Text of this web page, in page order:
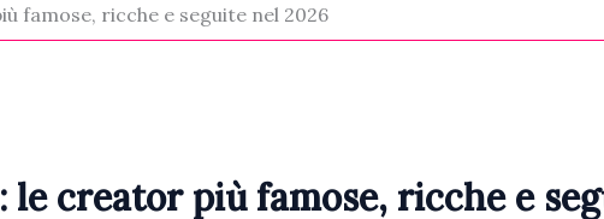
famose, ricche e seguite nel 2026
le creator più famose, ricche e